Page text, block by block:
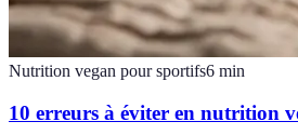
Nutrition vegan pour sportifs6 min
10 erreurs à éviter en nutrition